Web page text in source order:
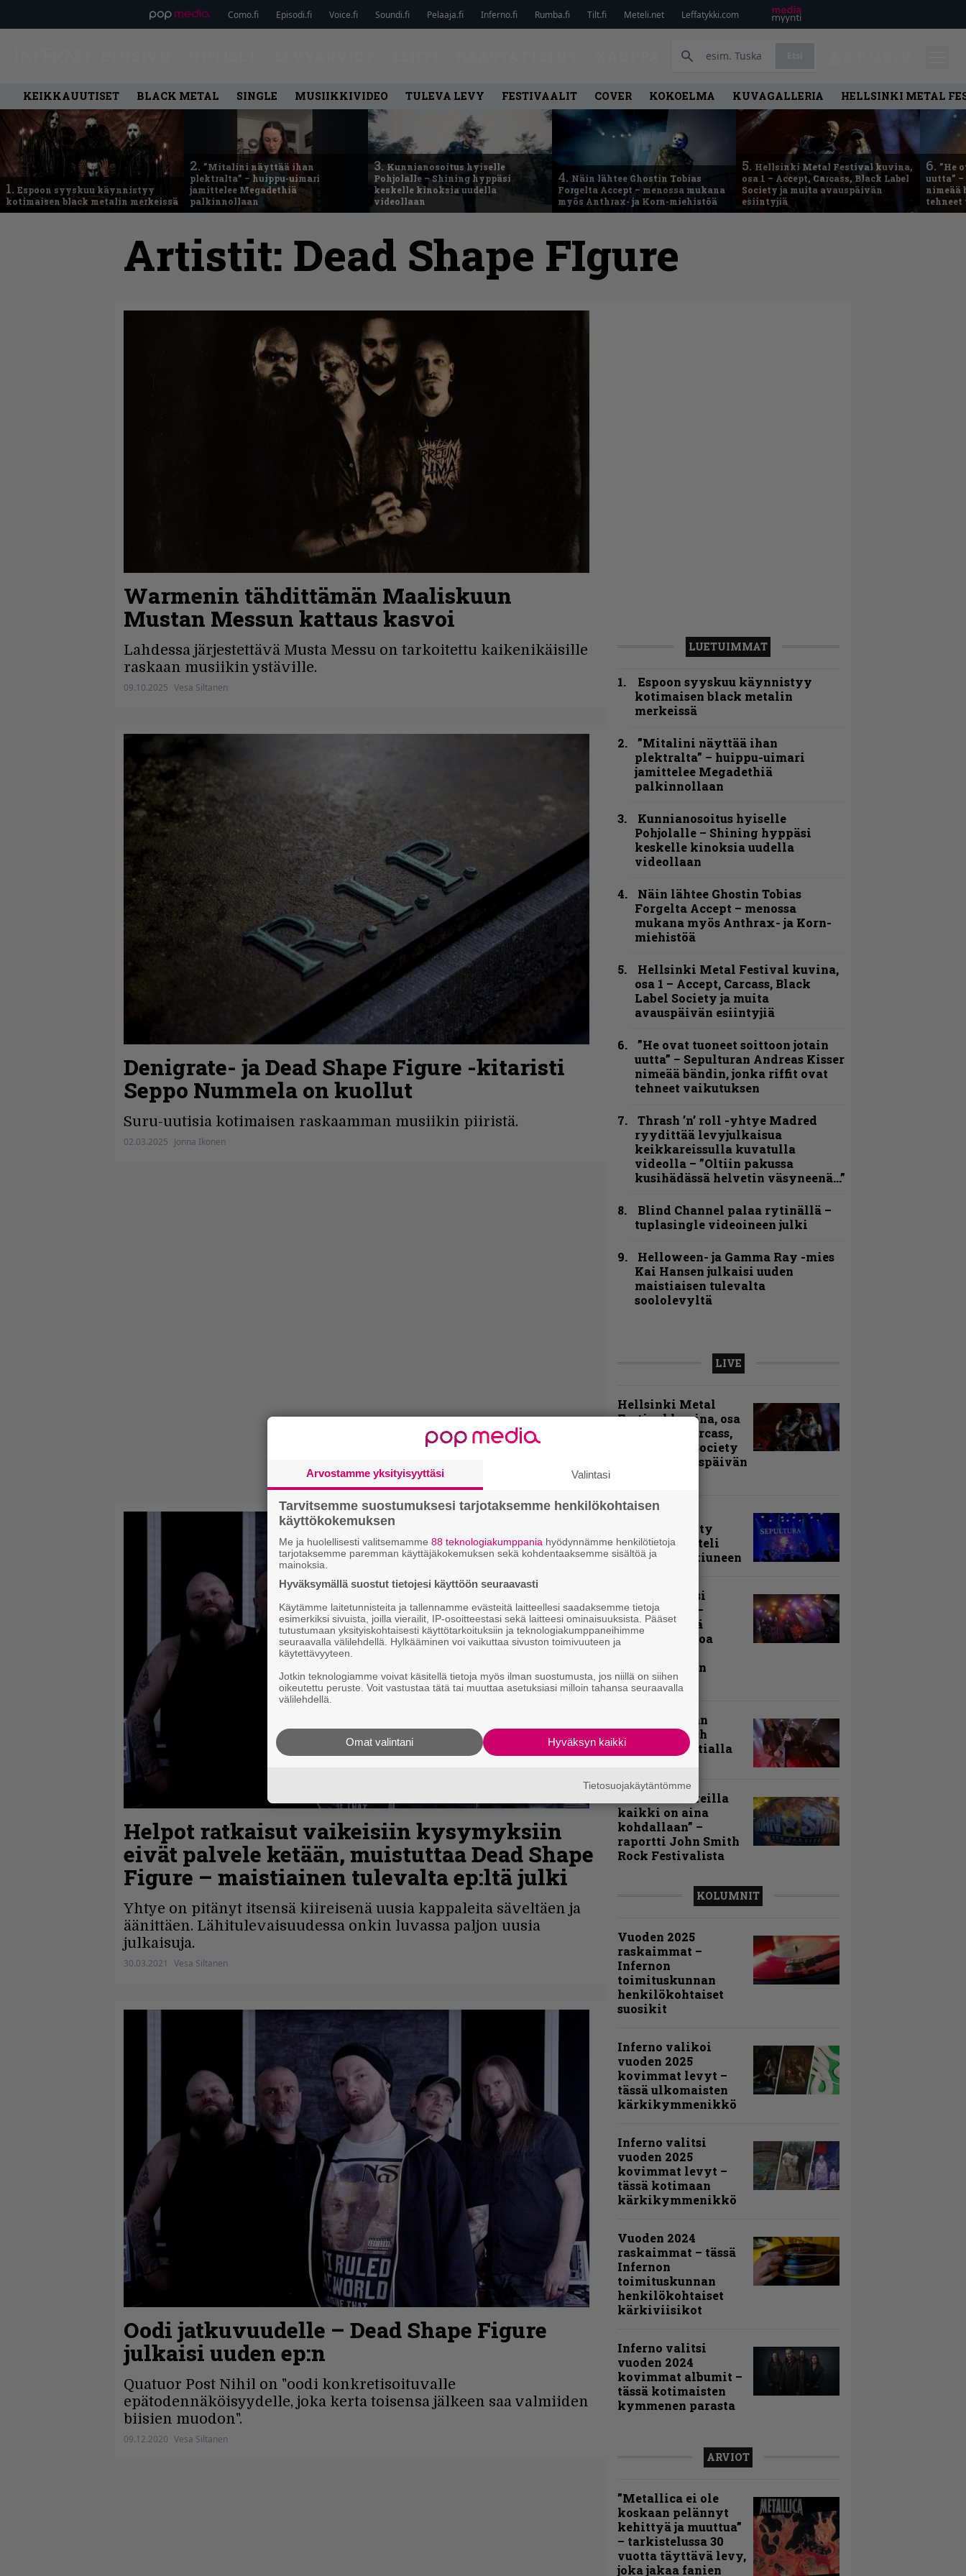
Como.fi Episodi.fi Voice.fi Soundi.fi Pelaaja.fi Inferno.fi Rumba.fi Tilt.fi Meteli.net Leffatykki.com
KEIKKAUUTISET BLACK METAL SINGLE MUSIIKKIVIDEO TULEVA LEVY FESTIVAALIT COVER KOKOELMA KUVAGALLERIA HELLSINKI METAL
1. Espoon syyskuu käynnistyy
kotimaisen black metalin merkeissä
2. ”Mitalini näyttää ihan
plektralta” – huippu-uimari
jamittelee Megadethiä
palkinnollaan
3. Kunnianosoitus hyiselle
Pohjolalle – Shining hyppäsi
keskelle kinoksia uudella
videollaan
4. Näin lähtee Ghostin Tobias
Forgelta Accept – menossa mukana
myös Anthrax- ja Korn-miehistöä
5. Hellsinki Metal Festival kuvina,
osa 1 – Accept, Carcass, Black Label
Society ja muita avauspäivän
esiintyjiä
6. ”He
uutta”
nimeää
Artistit: Dead Shape FIgure
Warmenin tähdittämän Maaliskuun
Mustan Messun kattaus kasvoi
Lahdessa järjestettävä Musta Messu on tarkoitettu kaikenikäisille
raskaan musiikin ystäville.
09.10.2025 Vesa Siltanen
Denigrate- ja Dead Shape Figure -kitaristi
Seppo Nummela on kuollut
Suru-uutisia kotimaisen raskaamman musiikin piiristä.
02.03.2025 Jonna Ikonen
Helpot ratkaisut vaikeisiin kysymyksiin
eivät palvele ketään, muistuttaa Dead Shape
Figure – maistiainen tulevalta ep:ltä julki
Yhtye on pitänyt itsensä kiireisenä uusia kappaleita säveltäen ja
äänittäen. Lähitulevaisuudessa onkin luvassa paljon uusia
julkaisuja.
30.03.2021 Vesa Siltanen
Oodi jatkuvuudelle – Dead Shape Figure
julkaisi uuden ep:n
Quatuor Post Nihil on "oodi konkretisoituvalle
epätodennäköisyydelle, joka kerta toisensa jälkeen saa valmiiden
biisien muodon".
09.12.2020 Vesa Siltanen
LUETUIMMAT
Espoon syyskuu käynnistyy
kotimaisen black metalin
merkeissä
”Mitalini näyttää ihan
plektralta” – huippu-uimari
jamittelee Megadethiä
palkinnollaan
Kunnianosoitus hyiselle
Pohjolalle – Shining hyppäsi
keskelle kinoksia uudella
videollaan
Näin lähtee Ghostin Tobias
Forgelta Accept – menossa
mukana myös Anthrax- ja Korn-
miehistöä
Hellsinki Metal Festival kuvina,
osa 1 – Accept, Carcass, Black
Label Society ja muita
avauspäivän esiintyjiä
”He ovat tuoneet soittoon jotain
uutta” – Sepulturan Andreas Kisser
nimeää bändin, jonka riffit ovat
tehneet vaikutuksen
Thrash ’n’ roll -yhtye Madred
ryydittää levyjulkaisua
keikkareissulla kuvatulla
videolla – ”Oltiin pakussa
kusihädässä helvetin väsyneenä…”
Blind Channel palaa rytinällä –
tuplasingle videoineen julki
Helloween- ja Gamma Ray -mies
Kai Hansen julkaisi uuden
maistiaisen tulevalta
soololevyltä
LIVE
Hellsinki Metal
Festival kuvina, osa
1 – Accept, Carcass,
Black Label Society
ja muita avauspäivän
Livearvio:
Loppuunmyyty
Tavastia saatteli
Sepulturan ikiuneen
Rokki Raikasi
Tampereella –
Infernon neljä
väkevää nostoa
kakkospäivän
esityksistä
Paluu vanhaan
liittoon – Arch
Enemy Tavastialla
”Näillä festareilla
kaikki on aina
kohdallaan” –
raportti John Smith
Rock Festivalista
KOLUMNIT
Vuoden 2025
raskaimmat –
Infernon
toimituskunnan
henkilökohtaiset
suosikit
Inferno valikoi
vuoden 2025
kovimmat levyt –
tässä ulkomaisten
kärkikymmenikkö
Inferno valitsi
vuoden 2025
kovimmat levyt –
tässä kotimaan
kärkikymmenikkö
Vuoden 2024
raskaimmat – tässä
Infernon
toimituskunnan
henkilökohtaiset
kärkiviisikot
Inferno valitsi
vuoden 2024
kovimmat albumit –
tässä kotimaisten
kymmenen parasta
ARVIOT
”Metallica ei ole
koskaan pelännyt
kehittyä ja muuttua”
– tarkistelussa 30
vuotta täyttävä levy,
joka jakaa fanien
Arvostamme yksityisyyttäsi Valintasi
Tarvitsemme suostumuksesi tarjotaksemme henkilökohtaisen
käyttökokemuksen
Me ja huolellisesti valitsemamme 88 teknologiakumppania hyödynnämme henkilötietoja
tarjotaksemme paremman käyttäjäkokemuksen sekä kohdentaaksemme sisältöä ja
mainoksia.
Hyväksymällä suostut tietojesi käyttöön seuraavasti
Käytämme laitetunnisteita ja tallennamme evästeitä laitteellesi saadaksemme tietoja
esimerkiksi sivuista, joilla vierailit, IP-osoitteestasi sekä laitteesi ominaisuuksista. Pääset
tutustumaan yksityiskohtaisesti käyttötarkoituksiin ja teknologiakumppaneihimme
seuraavalla välilehdellä. Hylkääminen voi vaikuttaa sivuston toimivuuteen ja
käytettävyyteen.
Jotkin teknologiamme voivat käsitellä tietoja myös ilman suostumusta, jos niillä on siihen
oikeutettu peruste. Voit vastustaa tätä tai muuttaa asetuksiasi milloin tahansa seuraavalla
välilehdellä.
Hyväksyn kaikki
Omat valintani
Tietosuojakäytäntömme